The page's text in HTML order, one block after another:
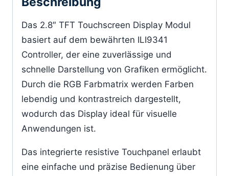
Das 2.8″ TFT Touchscreen Display Modul
basiert auf dem bewährten ILI9341
Controller, der eine zuverlässige und
schnelle Darstellung von Grafiken ermöglicht.
Durch die RGB Farbmatrix werden Farben
lebendig und kontrastreich dargestellt,
wodurch das Display ideal für visuelle
Anwendungen ist.
Das integrierte resistive Touchpanel erlaubt
eine einfache und präzise Bedienung über